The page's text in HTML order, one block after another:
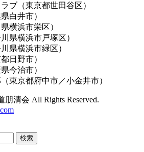
ブ（東京都世田谷区）
白井市）
横浜市栄区）
県横浜市戸塚区）
県横浜市緑区）
日野市）
今治市）
東京都府中市／小金井市）
朋清会 All Rights Reserved.